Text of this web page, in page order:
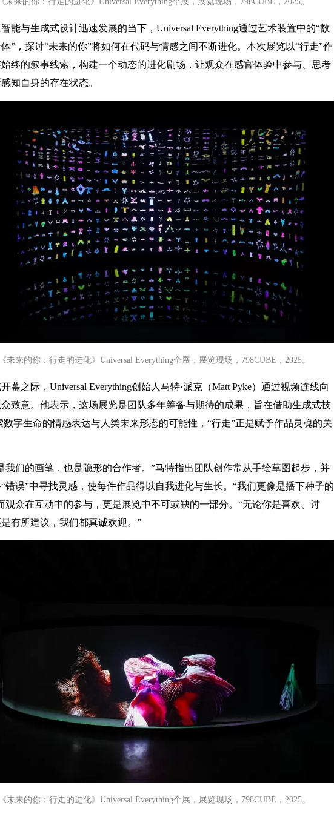
能与生成式设计迅速发展的当下，Universal Everything通过艺术装置中的“数
”，探讨“未来的你”将如何在代码与情感之间不断进化。本次展览以“行走”作
终的叙事线索，构建一个动态的进化剧场，让观众在感官体验中参与、思考
知自身的存在状态。
《未来的你：行走的进化》Universal Everything个展，展览现场，798CUBE，2025。
幕之际，Universal Everything创始人马特·派克（Matt Pyke）通过视频连线向
致意。他表示，这场展览是团队多年筹备与期待的成果，旨在借助生成式技
数字生命的情感表达与人类未来形态的可能性，“行走”正是赋予作品灵魂的关
我们的画笔，也是隐形的合作者。”马特指出团队创作常从手绘草图起步，并
错误”中寻找灵感，使每件作品得以自我进化与生长。“我们更像是播下种子的
观众在互动中的参与，更是展览中不可或缺的一部分。“无论你是喜欢、讨
有所建议，我们都真诚欢迎。”
《未来的你：行走的进化》Universal Everything个展，展览现场，798CUBE，2025。